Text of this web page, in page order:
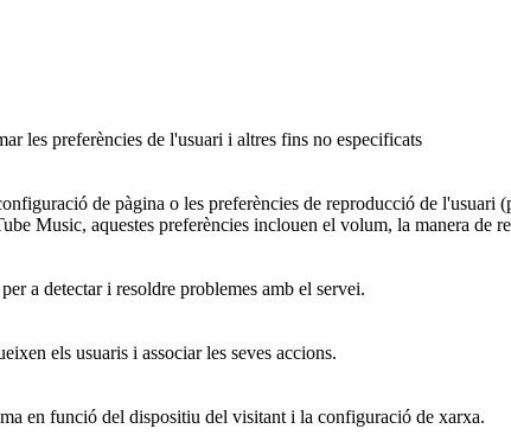
les preferències de l'usuari i altres fins no especificats
de pàgina o les preferències de reproducció de l'usuari
Music, aquestes preferències inclouen el volum, la manera de
a detectar i resoldre problemes amb el servei.
els usuaris i associar les seves accions.
en funció del dispositiu del visitant i la configuració de xarxa.